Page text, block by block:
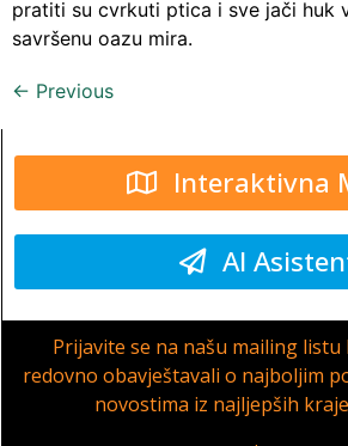
pratiti su cvrkuti ptica i sve jači huk
savršenu oazu mira.
← Previous
Interaktivna
AI
Prijavite se na našu mailing listu
redovno obavještavali o najboljim
novostima iz najljepših